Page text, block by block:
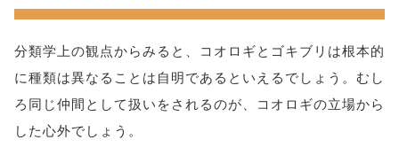
分類学上の観点からみると、コオロギとゴキブリは根本的
に種類は異なることは自明であるといえるでしょう。むし
ろ同じ仲間として扱いをされるのが、コオロギの立場から
した心外でしょう。